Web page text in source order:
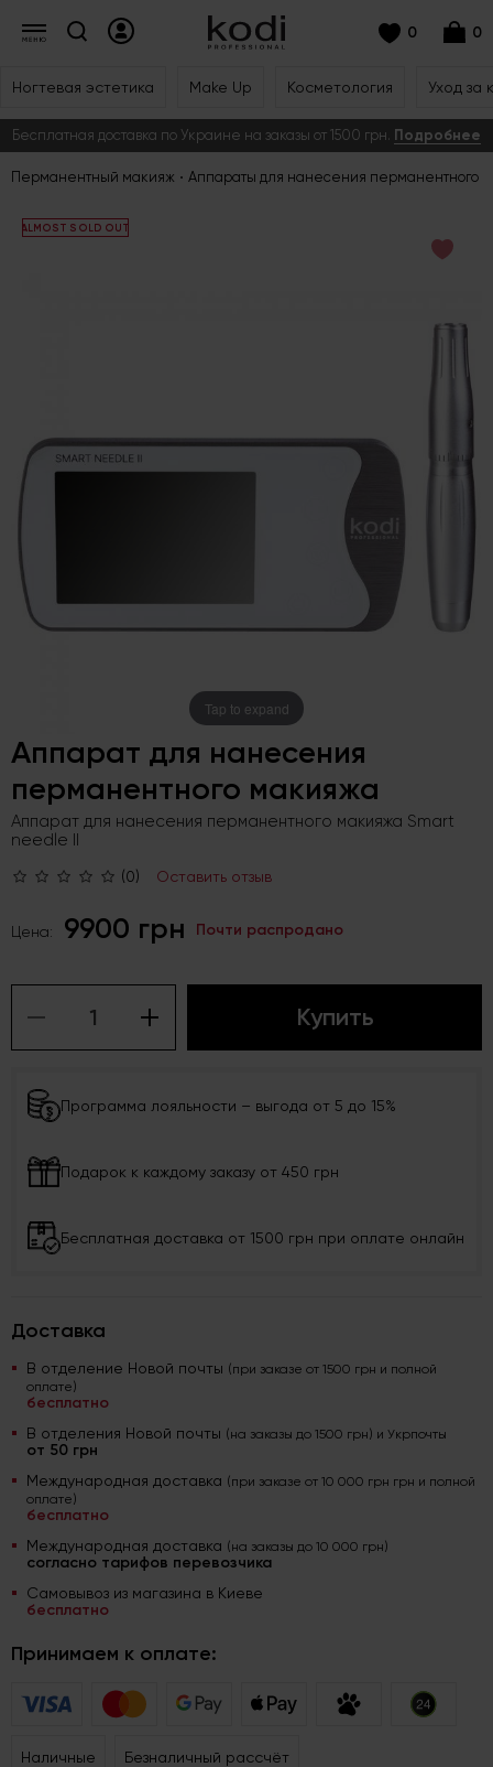
0 0
Ногтевая эстетика Make Up Косметология Уход за
Бесплатная доставка по Украине на заказы от 1500 грн. Подробнее
Перманентный макияж Аппараты для нанесения перманентного
ALMOST SOLD OUT
Tap to expand
Аппарат для нанесения
перманентного макияжа
Аппарат для нанесения перманентного макияжа Smart
needle II
(0) Оставить отзыв
Цена: 9900 грн Почти распродано
Купить
Программа лояльности – выгода от 5 до 15%
Подарок к каждому заказу от 450 грн
Бесплатная доставка от 1500 грн при оплате онлайн
Доставка
В отделение Новой почты (при заказе от 1500 грн и полной
оплате)
бесплатно
В отделения Новой почты (на заказы до 1500 грн) и Укрпочты
от 50 грн
Международная доставка (при заказе от 10 000 грн грн и полной
оплате)
бесплатно
Международная доставка (на заказы до 10 000 грн)
согласно тарифов перевозчика
Самовывоз из магазина в Киеве
бесплатно
Принимаем к оплате:
Наличные Безналичный рассчёт